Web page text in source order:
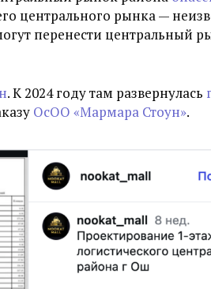
центрального рынка —
перенести центральный
.К 2024 году там развернулась
ОсОО «Мармара Стоун».